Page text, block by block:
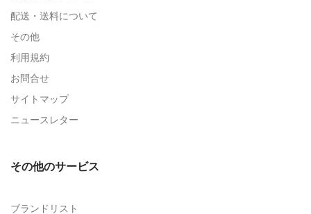
配送・送料について
その他
利用規約
お問合せ
サイトマップ
ニュースレター
その他のサービス
ブランドリスト